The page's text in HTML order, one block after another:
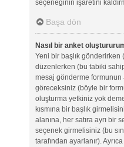
seçeneğinin işaretini
Başa dön
Nasıl bir anket
Yeni bir başlık gönderirken
düzenlerken (bu tabiki
mesaj gönderme formunun
göreceksiniz (böyle bir
oluşturma yetkiniz yok
kısmına bir başlık
alanına, her satıra ayrı bir
seçenek girmelisiniz (bu
tarafından ayarlanır).